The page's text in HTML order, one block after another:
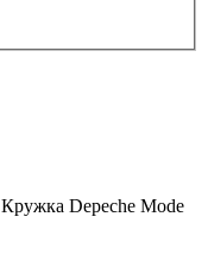
Кружка Depeche Mode